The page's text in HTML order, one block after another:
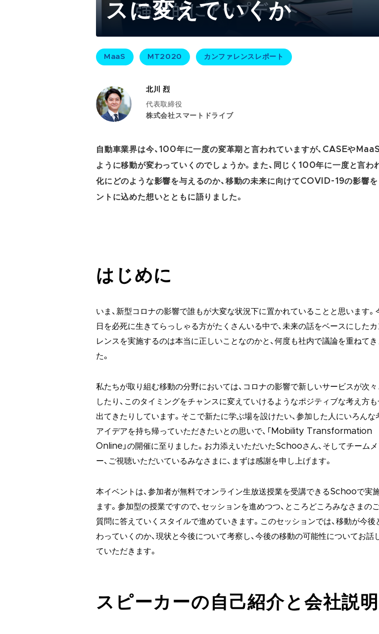
スに変えていくか​
MaaS MT2020 カンファレンスレポート
北川 烈
代表取締役
株式会社スマートドライブ
自動車業界は今、100年に一度の変革期と言われていますが、CASEや
ように移動が変わっていくのでしょうか。また、同じく100年に一度と言わ
化にどのような影響を与えるのか、移動の未来に向けてCOVID-19の影響
ントに込めた想いとともに語りました。
はじめに
いま、新型コロナの影響で誰もが大変な状況下に置かれていることと思います。
日を必死に生きてらっしゃる方がたくさんいる中で、未来の話をベースにした
レンスを実施するのは本当に正しいことなのかと、何度も社内で議論を重ねてき
た。
私たちが取り組む移動の分野においては、コロナの影響で新しいサービスが次々
したり、このタイミングをチャンスに変えていけるようなポジティブな考え方
出てきたりしています。そこで新たに学ぶ場を設けたい、参加した人にいろんな
アイデアを持ち帰っていただきたいとの思いで、「Mobility Transformation
Online」の開催に至りました。お力添えいただいたSchooさん、そしてチーム
ー、ご視聴いただいているみなさまに、まずは感謝を申し上げます。
本イベントは、参加者が無料でオンライン生放送授業を受講できるSchooで実
ます。参加型の授業ですので、セッションを進めつつ、ところどころみなさまの
質問に答えていくスタイルで進めていきます。このセッションでは、移動が今後
わっていくのか、現状と今後について考察し、今後の移動の可能性についてお話
ていただきます。
スピーカーの自己紹介と会社説明